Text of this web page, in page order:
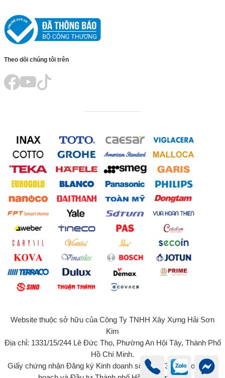
Theo dõi chúng tôi trên
Website thuộc sở hữu của Công Ty TNHH Xây Xựng Hải Sơn
Kim
Địa chỉ: 1331/15/244 Lê Đức Thọ, Phường An Hội Tây, Thành Phố
Hồ Chí Minh.
Giấy chứng nhận Đăng ký Kinh doanh số 0315734131 do Sở Kế